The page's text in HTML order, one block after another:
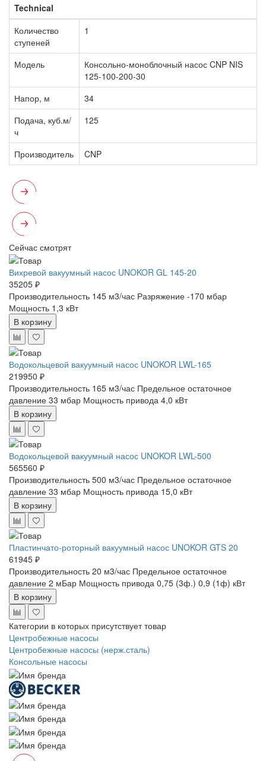
Technical
Количество
ступеней
1
Модель
Консольно-моноблочный насос CNP NIS
125-100-200-30
Напор, м
34
Подача, куб.м/
ч
125
Производитель CNP
Сейчас смотрят
Вихревой вакуумный насос UNOKOR GL 145-20
35205 ₽
Производительность 145 м3/час Разряжение -170 мбар
Мощность 1,3 кВт
В корзину
Водокольцевой вакуумный насос UNOKOR LWL-165
219950 ₽
Производительность 165 м3/час Предельное остаточное
давление 33 мбар Мощность привода 4,0 кВт
В корзину
Водокольцевой вакуумный насос UNOKOR LWL-500
565560 ₽
Производительность 500 м3/час Предельное остаточное
давление 33 мбар Мощность привода 15,0 кВт
В корзину
Пластинчато-роторный вакуумный насос UNOKOR GTS 20
61945 ₽
Производительность 20 м3/час Предельное остаточное
давление 2 мБар Мощность привода 0,75 (3ф.) 0,9 (1ф) кВт
В корзину
Категории в которых присутствует товар
Центробежные насосы
Центробежные насосы (нерж.сталь)
Консольные насосы